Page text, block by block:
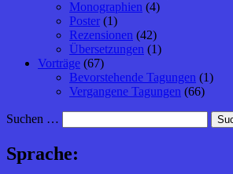
Monographien (4)
Poster (1)
Rezensionen (42)
Übersetzungen (1)
Vorträge (67)
Bevorstehende Tagungen (1)
Vergangene Tagungen (66)
Suchen …
Sprache: